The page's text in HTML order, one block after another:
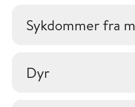
Sykdommer fra
Dyr